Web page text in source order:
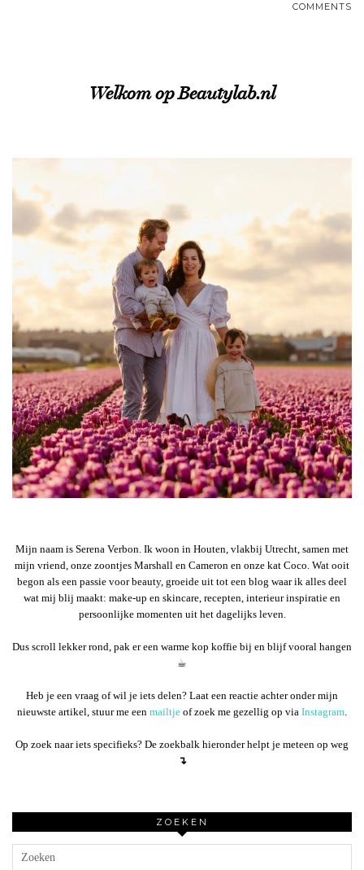
COMMENTS
Welkom op Beautylab.nl
Mijn naam is Serena Verbon. Ik woon in Houten, vlakbij Utrecht, samen met
mijn vriend, onze zoontjes Marshall en Cameron en onze kat Coco. Wat ooit
begon als een passie voor beauty, groeide uit tot een blog waar ik alles deel
wat mij blij maakt: make-up en skincare, recepten, interieur inspiratie en
persoonlijke momenten uit het dagelijks leven.
Dus scroll lekker rond, pak er een warme kop koffie bij en blijf vooral hangen
☕︎
Heb je een vraag of wil je iets delen? Laat een reactie achter onder mijn
nieuwste artikel, stuur me een mailtje of zoek me gezellig op via Instagram.
Op zoek naar iets specifieks? De zoekbalk hieronder helpt je meteen op weg
↴
ZOEKEN